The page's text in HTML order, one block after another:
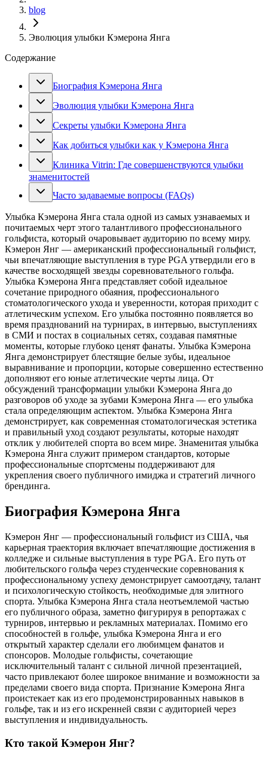
blog
Эволюция улыбки Кэмерона Янга
Содержание
Биография Кэмерона Янга
Эволюция улыбки Кэмерона Янга
Секреты улыбки Кэмерона Янга
Как добиться улыбки как у Кэмерона Янга
Клиника Vitrin: Где совершенствуются улыбки
знаменитостей
Часто задаваемые вопросы (FAQs)
Улыбка Кэмерона Янга стала одной из самых узнаваемых и
почитаемых черт этого талантливого профессионального
гольфиста, который очаровывает аудиторию по всему миру.
Кэмерон Янг — американский профессиональный гольфист,
чьи впечатляющие выступления в туре PGA утвердили его в
качестве восходящей звезды соревновательного гольфа.
Улыбка Кэмерона Янга представляет собой идеальное
сочетание природного обаяния, профессионального
стоматологического ухода и уверенности, которая приходит с
атлетическим успехом. Его улыбка постоянно появляется во
время празднований на турнирах, в интервью, выступлениях
в СМИ и постах в социальных сетях, создавая памятные
моменты, которые глубоко ценят фанаты. Улыбка Кэмерона
Янга демонстрирует блестящие белые зубы, идеальное
выравнивание и пропорции, которые совершенно естественно
дополняют его юные атлетические черты лица. От
обсуждений трансформации улыбки Кэмерона Янга до
разговоров об уходе за зубами Кэмерона Янга — его улыбка
стала определяющим аспектом. Улыбка Кэмерона Янга
демонстрирует, как современная стоматологическая эстетика
и правильный уход создают результаты, которые находят
отклик у любителей спорта во всем мире. Знаменитая улыбка
Кэмерона Янга служит примером стандартов, которые
профессиональные спортсмены поддерживают для
укрепления своего публичного имиджа и стратегий личного
брендинга.
Биография Кэмерона Янга
Кэмерон Янг — профессиональный гольфист из США, чья
карьерная траектория включает впечатляющие достижения в
колледже и сильные выступления в туре PGA. Его путь от
любительского гольфа через студенческие соревнования к
профессиональному успеху демонстрирует самоотдачу, талант
и психологическую стойкость, необходимые для элитного
спорта. Улыбка Кэмерона Янга стала неотъемлемой частью
его публичного образа, заметно фигурируя в репортажах с
турниров, интервью и рекламных материалах. Помимо его
способностей в гольфе, улыбка Кэмерона Янга и его
открытый характер сделали его любимцем фанатов и
спонсоров. Молодые гольфисты, сочетающие
исключительный талант с сильной личной презентацией,
часто привлекают более широкое внимание и возможности за
пределами своего вида спорта. Признание Кэмерона Янга
проистекает как из его продемонстрированных навыков в
гольфе, так и из его искренней связи с аудиторией через
выступления и индивидуальность.
Кто такой Кэмерон Янг?